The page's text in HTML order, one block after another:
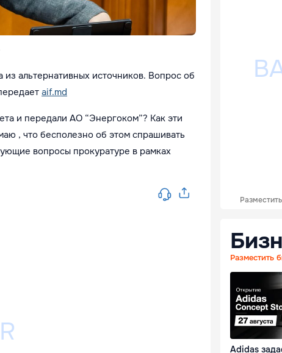
альтернативных источников. Вопрос об
aif.md
и передали АО “Энергоком”? Как эти
, что бесполезно об этом спрашивать
вопросы прокуратуре в рамках
Разместить
Adidas